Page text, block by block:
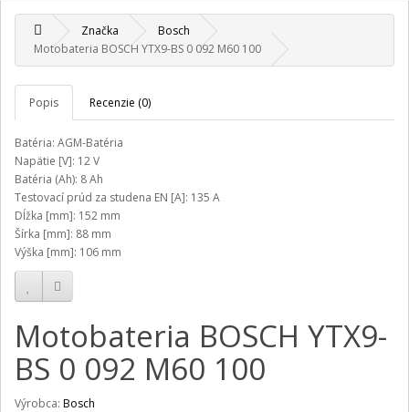
Značka
Bosch
Motobateria BOSCH YTX9-BS 0 092 M60 100
Popis Recenzie (0)
Batéria: AGM-Batéria
Napätie [V]: 12 V
Batéria (Ah): 8 Ah
Testovací prúd za studena EN [A]: 135 A
Dĺžka [mm]: 152 mm
Šírka [mm]: 88 mm
Výška [mm]: 106 mm
Motobateria BOSCH YTX9-
BS 0 092 M60 100
Výrobca: Bosch